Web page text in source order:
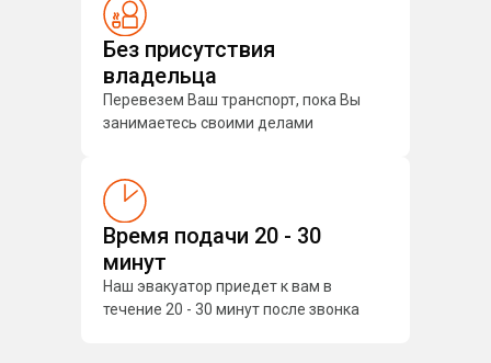
Без присутствия
владельца
Перевезем Ваш транспорт, пока Вы
занимаетесь своими делами
Время подачи 20 - 30
минут
Наш эвакуатор приедет к вам в
течение 20 - 30 минут после звонка